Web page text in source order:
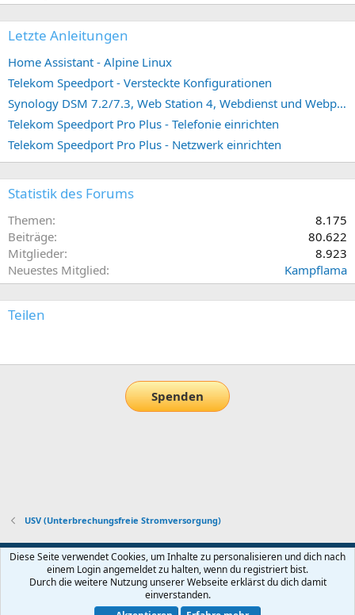
Letzte Anleitungen
Home Assistant - Alpine Linux
Telekom Speedport - Versteckte Konfigurationen
Synology DSM 7.2/7.3, Web Station 4, Webdienst und Webportal erstellen (ehemals vHost)
Telekom Speedport Pro Plus - Telefonie einrichten
Telekom Speedport Pro Plus - Netzwerk einrichten
Statistik des Forums
Themen
8.175
Beiträge
80.622
Mitglieder
8.923
Neuestes Mitglied
Kampflama
Teilen
Spenden
USV (Unterbrechungsfreie Stromversorgung)
Default-Theme
Nutzungsbedingungen
Datenschutz Hilfe und Impressum Start
Diese Seite verwendet Cookies, um Inhalte zu personalisieren und dich nach
einem Login angemeldet zu halten, wenn du registriert bist.
Durch die weitere Nutzung unserer Webseite erklärst du dich damit
einverstanden.